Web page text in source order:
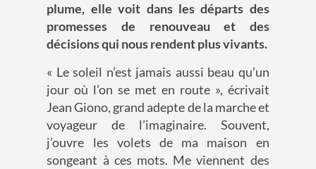
plume, elle voit dans les départs des
promesses de renouveau et des
décisions qui nous rendent plus vivants.
« Le soleil n’est jamais aussi beau qu’un
jour où l’on se met en route », écrivait
Jean Giono, grand adepte de la marche et
voyageur de l’imaginaire. Souvent,
j’ouvre les volets de ma maison en
songeant à ces mots. Me viennent des